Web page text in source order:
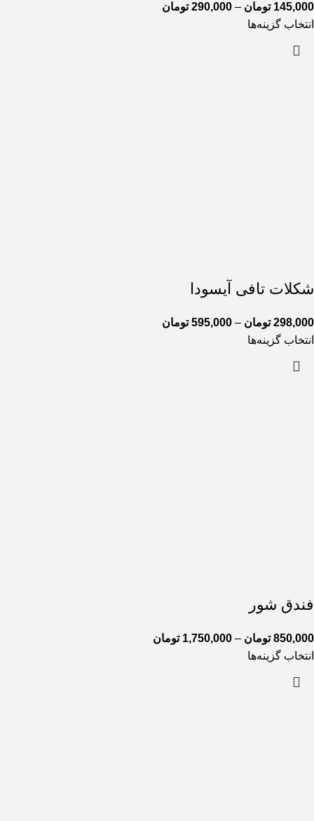
145,000 تومان –
290,000 تومان
انتخاب گزینه‌ها
شکلات تافی آیسودا
298,000 تومان –
595,000 تومان
انتخاب گزینه‌ها
فندق شور
850,000 تومان –
1,750,000 تومان
انتخاب گزینه‌ها